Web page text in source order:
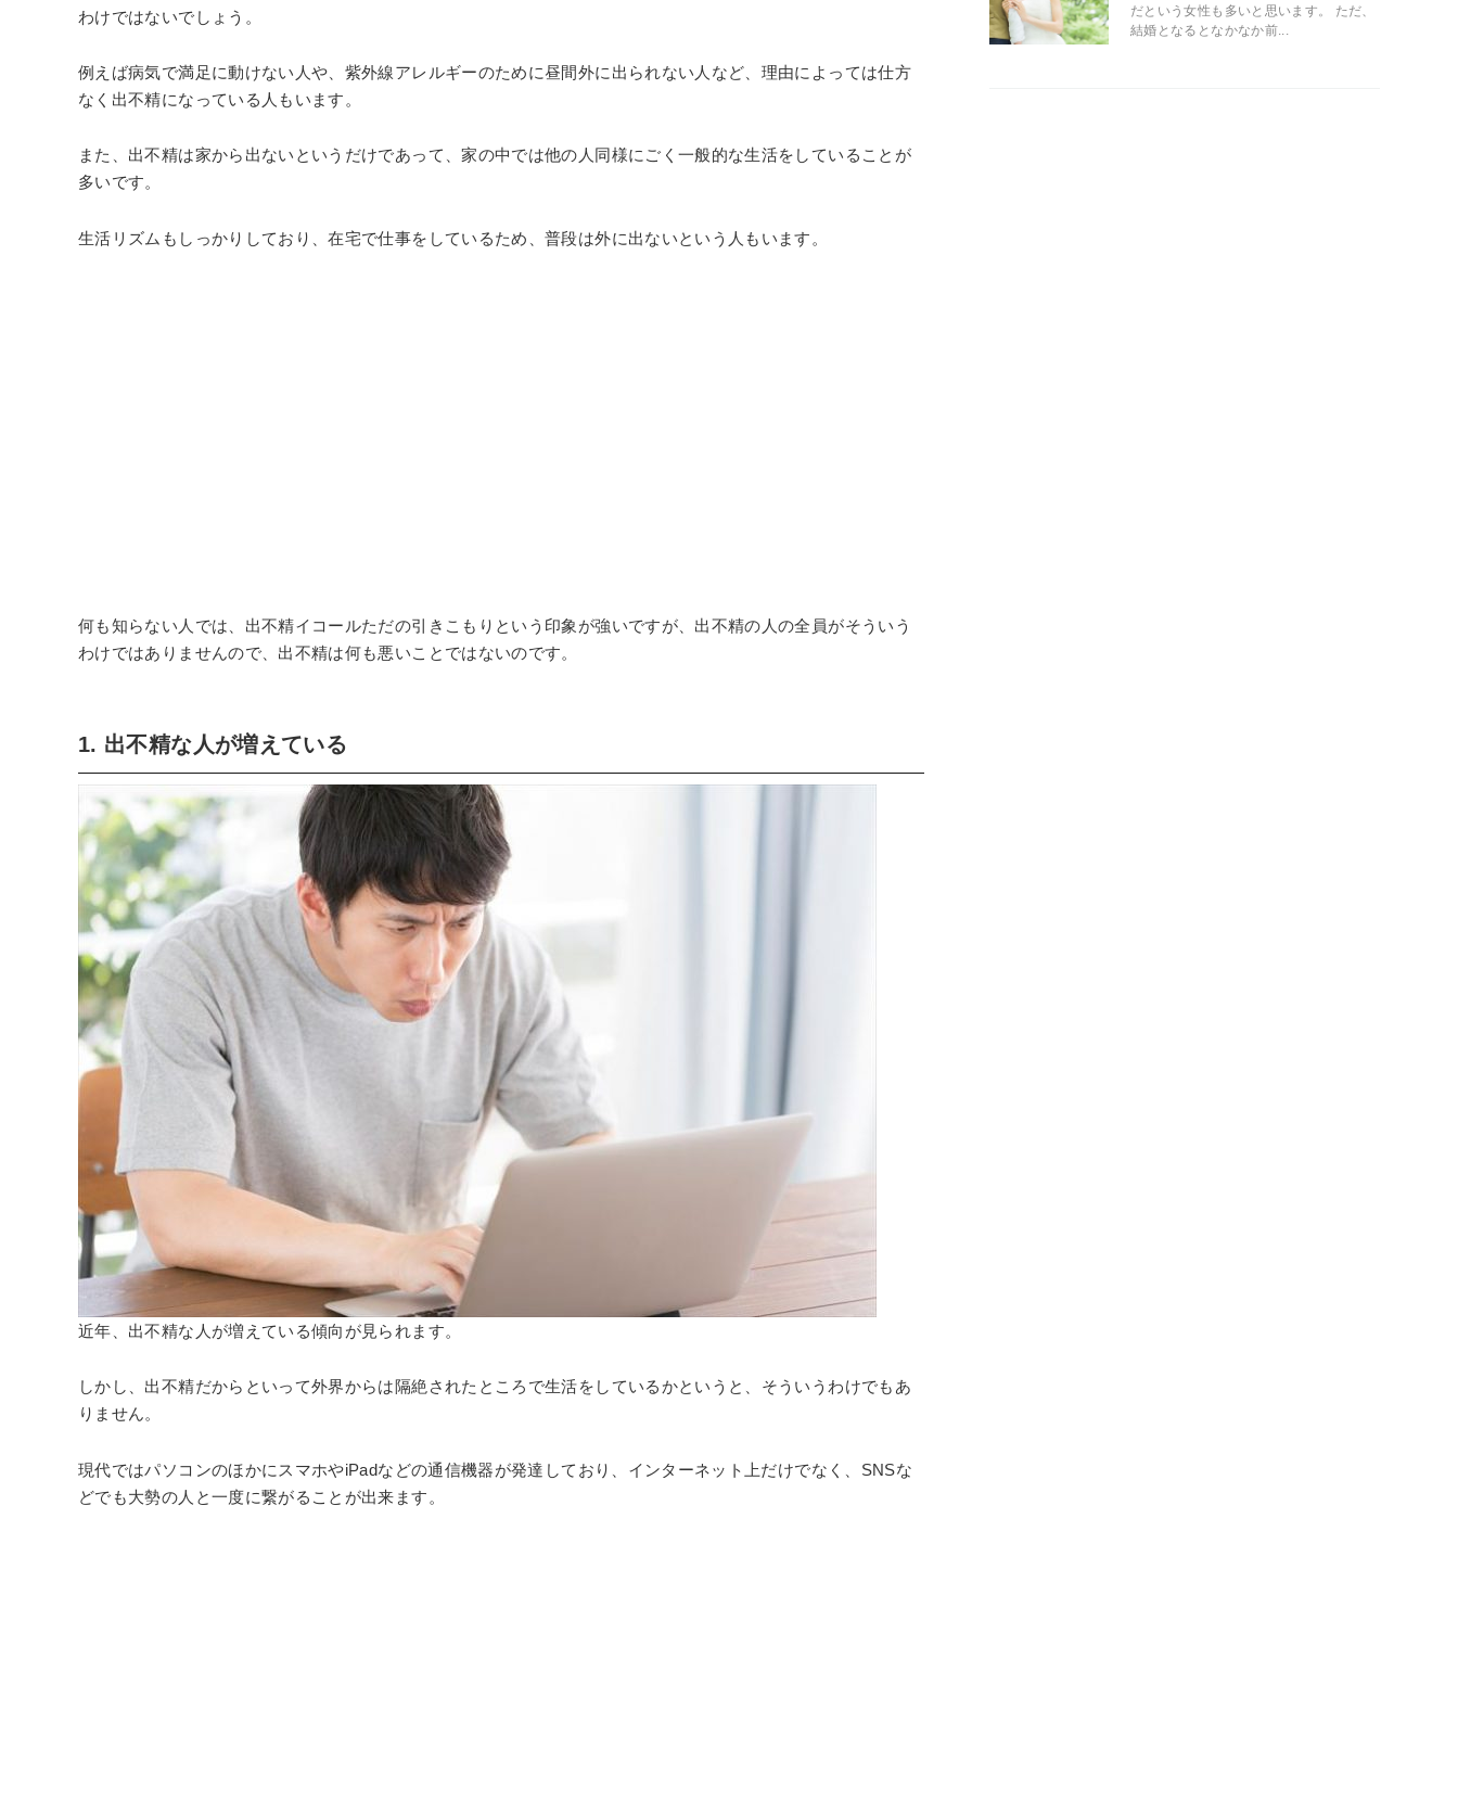
わけではないでしょう。
例えば病気で満足に動けない人や、紫外線アレルギーのために昼間外に出られない人など、理由によっては仕方
なく出不精になっている人もいます。
また、出不精は家から出ないというだけであって、家の中では他の人同様にごく一般的な生活をしていることが
多いです。
生活リズムもしっかりしており、在宅で仕事をしているため、普段は外に出ないという人もいます。
何も知らない人では、出不精イコールただの引きこもりという印象が強いですが、出不精の人の全員がそういう
わけではありませんので、出不精は何も悪いことではないのです。
1. 出不精な人が増えている
近年、出不精な人が増えている傾向が見られます。
しかし、出不精だからといって外界からは隔絶されたところで生活をしているかというと、そういうわけでもあ
りません。
現代ではパソコンのほかにスマホやiPadなどの通信機器が発達しており、インターネット上だけでなく、SNSな
どでも大勢の人と一度に繋がることが出来ます。
だという女性も多いと思います。 ただ、
結婚となるとなかなか前...